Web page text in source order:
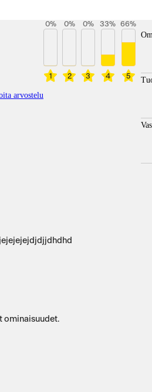
arvostelu
1
0%
2
0%
3
0%
4
33%
5
66%
ominaisuudet.